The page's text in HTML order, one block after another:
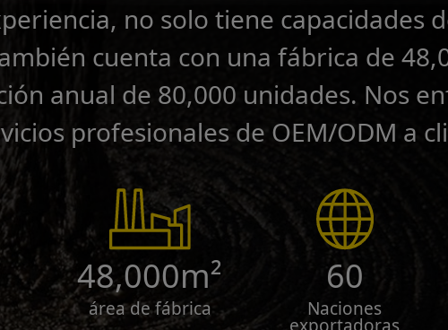
no solo tiene capacidades
cuenta con una fábrica de
anual de 80,000 unidades. Nos
profesionales de OEM/ODM a
48,000m²
área de fábrica
60
Naciones
exportadoras